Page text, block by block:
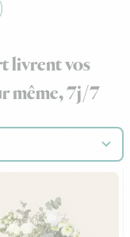
livrent vos
même, 7j/7